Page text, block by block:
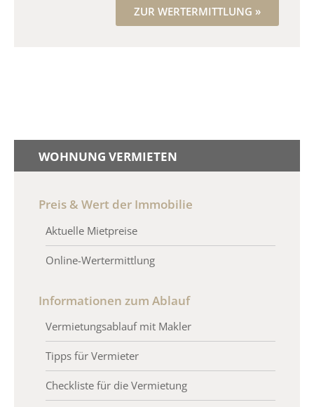
ZUR WERTERMITTLUNG »
WOHNUNG VERMIETEN
Preis & Wert der Immobilie
Aktuelle Mietpreise
Online-Wertermittlung
Informationen zum Ablauf
Vermietungsablauf mit Makler
Tipps für Vermieter
Checkliste für die Vermietung